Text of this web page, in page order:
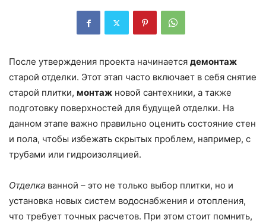
После утверждения проекта начинается демонтаж
старой отделки. Этот этап часто включает в себя снятие
старой плитки, монтаж новой сантехники, а также
подготовку поверхностей для будущей отделки. На
данном этапе важно правильно оценить состояние стен
и пола, чтобы избежать скрытых проблем, например, с
трубами или гидроизоляцией.
Отделка ванной – это не только выбор плитки, но и
установка новых систем водоснабжения и отопления,
что требует точных расчетов. При этом стоит помнить,